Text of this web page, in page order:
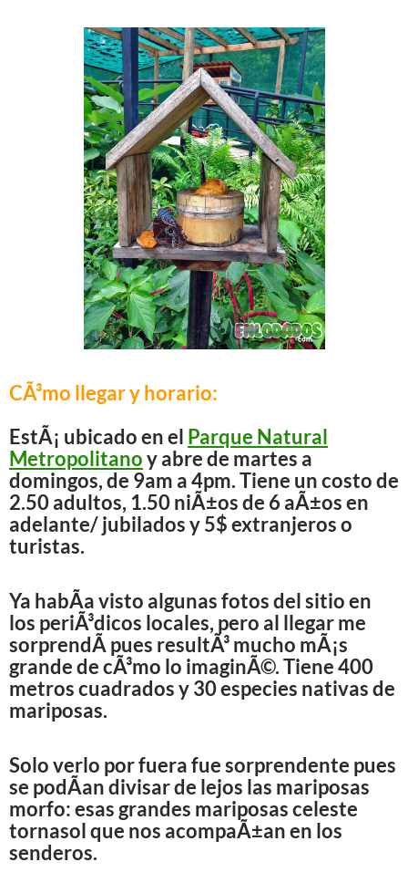
CÃ³mo llegar y horario:
EstÃ¡ ubicado en el Parque Natural
Metropolitanoy abre de martes a
domingos, de 9am a 4pm. Tiene un costo de
2.50 adultos, 1.50 niÃ±os de 6 aÃ±os en
adelante/ jubilados y 5$ extranjeros o
turistas.
Ya habÃ­a visto algunas fotos del sitio en
los periÃ³dicos locales, pero al llegar me
sorprendÃ­ pues resultÃ³ mucho mÃ¡s
grande de cÃ³mo lo imaginÃ©. Tiene 400
metros cuadrados y 30 especies nativas de
mariposas.
Solo verlo por fuera fue sorprendente pues
se podÃ­an divisar de lejos las mariposas
morfo: esas grandes mariposas celeste
tornasol que nos acompaÃ±an en los
senderos.